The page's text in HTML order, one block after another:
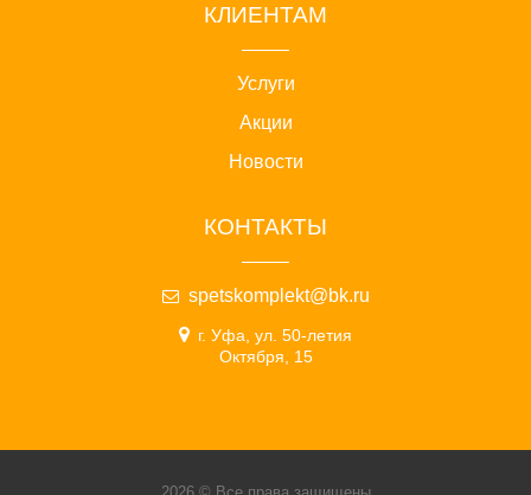
КЛИЕНТАМ
Услуги
Акции
Новости
КОНТАКТЫ
spetskomplekt@bk.ru
г. Уфа, ул. 50-летия
Октября, 15